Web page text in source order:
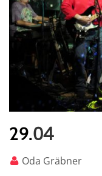
29.04
Oda Gräbner